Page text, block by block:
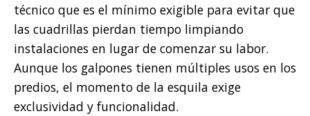
técnico que es el mínimo exigible para evitar que
las cuadrillas pierdan tiempo limpiando
instalaciones en lugar de comenzar su labor.
Aunque los galpones tienen múltiples usos en los
predios, el momento de la esquila exige
exclusividad y funcionalidad.